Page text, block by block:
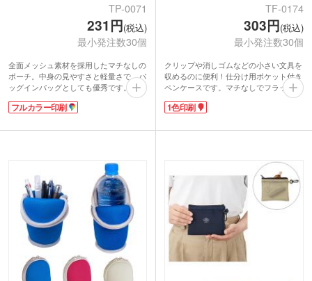
TP-0071
231円(税込)
最小発注数30個
全面メッシュ素材を採用したマチなしの
ポーチ。中身の見やすさと軽量さで、バ
ッグインバッグとしても優秀です。Sサ
イズはボールペンが横向きに入る実用的
な大きさ。ペンケースとして活用できる
す。
た印象。ループにチャームやカラビナを
付けてアレンジも楽しめます。
フルカラー印刷
TF-0174
303円(税込)
最小発注数30個
クリップや消しゴムなどの小さい文具を
収めるのに便利！仕分け用ポケット付き
ペンケースです。マチなしでフラット。
ペンのほかハサミや定規も収納できるサ
イズ。表面は取り出しやすさ・見やすさ
どなたでもお使いやすい落ち着いたカラ
込特典や学校の記念品などにおすすめで
す。
1色印刷